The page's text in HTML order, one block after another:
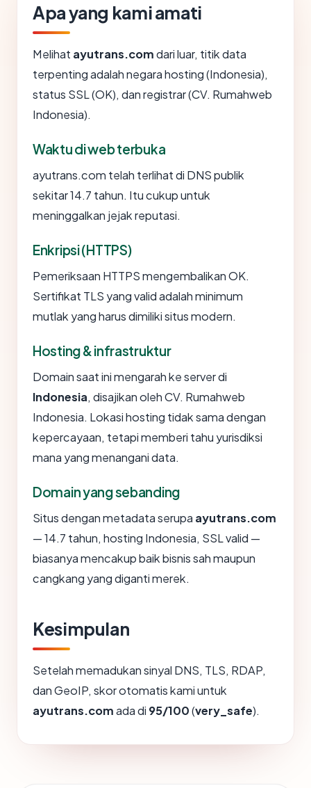
Apa yang kami amati
Melihat ayutrans.comdari luar, titik data
terpenting adalah negara hosting (Indonesia),
status SSL (OK), dan registrar (CV. Rumahweb
Indonesia).
Waktu di web terbuka
ayutrans.com telah terlihat di DNS publik
sekitar 14.7 tahun. Itu cukup untuk
meninggalkan jejak reputasi.
Enkripsi (HTTPS)
Pemeriksaan HTTPS mengembalikan OK.
Sertifikat TLS yang valid adalah minimum
mutlak yang harus dimiliki situs modern.
Hosting & infrastruktur
Domain saat ini mengarah ke server di
Indonesia, disajikan oleh CV. Rumahweb
Indonesia. Lokasi hosting tidak sama dengan
kepercayaan, tetapi memberi tahu yurisdiksi
mana yang menangani data.
Domain yang sebanding
Situs dengan metadata serupa ayutrans.com
— 14.7 tahun, hosting Indonesia, SSL valid —
biasanya mencakup baik bisnis sah maupun
cangkang yang diganti merek.
Kesimpulan
Setelah memadukan sinyal DNS, TLS, RDAP,
dan GeoIP, skor otomatis kami untuk
ayutrans.comada di 95/100(very_safe).